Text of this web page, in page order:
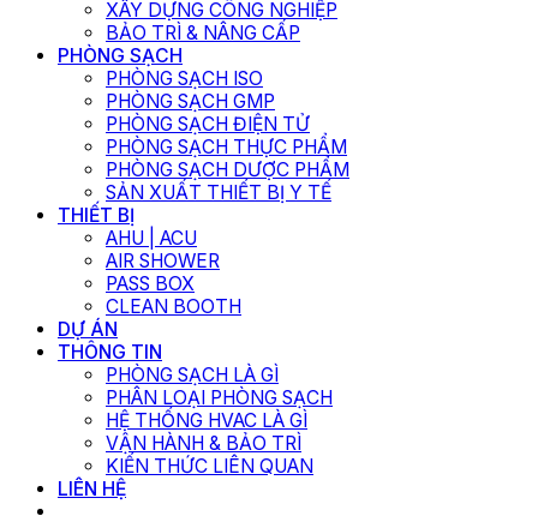
XÂY DỰNG CÔNG NGHIỆP
BẢO TRÌ & NÂNG CẤP
PHÒNG SẠCH
PHÒNG SẠCH ISO
PHÒNG SẠCH GMP
PHÒNG SẠCH ĐIỆN TỬ
PHÒNG SẠCH THỰC PHẨM
PHÒNG SẠCH DƯỢC PHẨM
SẢN XUẤT THIẾT BỊ Y TẾ
THIẾT BỊ
AHU | ACU
AIR SHOWER
PASS BOX
CLEAN BOOTH
DỰ ÁN
THÔNG TIN
PHÒNG SẠCH LÀ GÌ
PHÂN LOẠI PHÒNG SẠCH
HỆ THỐNG HVAC LÀ GÌ
VẬN HÀNH & BẢO TRÌ
KIẾN THỨC LIÊN QUAN
LIÊN HỆ